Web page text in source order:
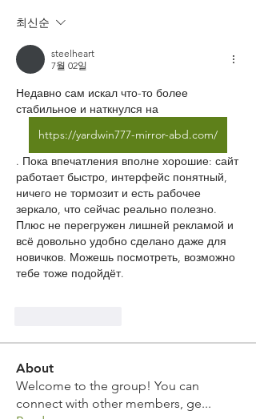
최신순
steelheart
7월 02일
Недавно сам искал что-то более
стабильное и наткнулся на
https://yardwin777-mirror-abd.com/
. Пока впечатления вполне хорошие: сайт
работает быстро, интерфейс понятный,
ничего не тормозит и есть рабочее
зеркало, что сейчас реально полезно.
Плюс не перегружен лишней рекламой и
всё довольно удобно сделано даже для
новичков. Можешь посмотреть, возможно
тебе тоже подойдёт.
About
Welcome to the group! You can
connect with other members, ge...